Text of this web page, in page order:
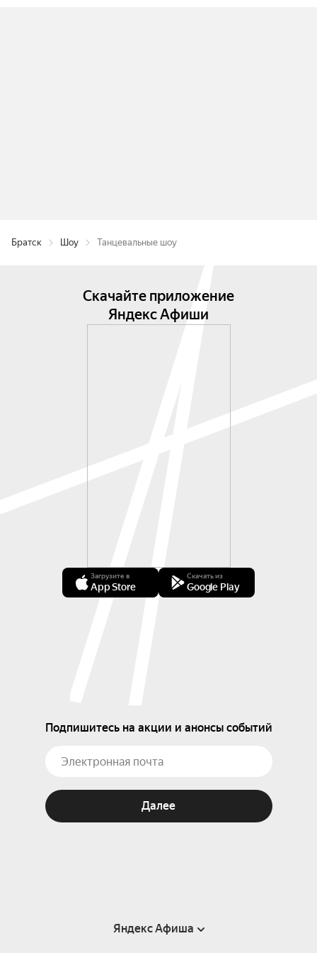
Братск Шоу Танцевальные шоу
Скачайте приложение
Яндекс Афиши
Загрузите в
App Store
Скачать из
Google Play
Подпишитесь на акции и анонсы событий
Далее
Яндекс Афиша